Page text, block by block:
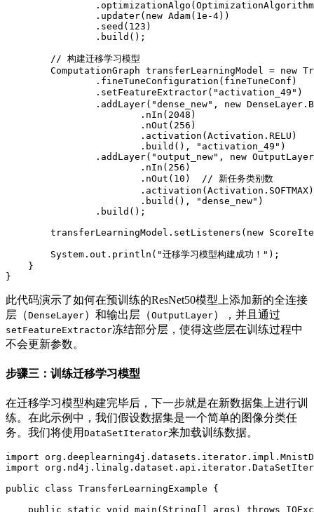
. optimizationAlgo ( OptimizationAlgorithm
. updater( new Adam( 1e-4) )
. seed ( 123 )
. build ( ) ;
// 构建迁移学习模型
ComputationGraph transferLearningModel = new
. fineTuneConfiguration ( fineTuneConf )
. setFeatureExtractor( "activation_49" )
. addLayer( "dense_new" , new DenseLayer .
. nIn ( 2048 )
. nOut ( 256 )
. activation ( Activation . RELU )
. build ( ) , "activation_49" )
. addLayer( "output_new" , new OutputLayer
. nIn ( 256 )
. nOut ( 10 )
// 新任务类别数
. activation ( Activation . SOFTMAX)
. build ( ) , "dense_new" )
. build ( ) ;
        transferLearningModel
. setListeners ( new
System . out . println ( "迁移学习模型构建成功！" ) ;
}
}
此代码演示了如何在预训练的ResNet50模型上添加新的全连接
层（DenseLayer）和输出层（OutputLayer），并且通过
setFeatureExtractor冻结部分层，使得这些层在训练过程中
不会更新参数。
步骤三：训练迁移学习模型
在迁移学习模型构建完毕后，下一步就是在新数据集上进行训
练。在此示例中，我们假设数据集是一个简单的图像分类任
务。我们将使用 DataSetIterator来加载训练数据。
import org . deeplearning4j . datasets . iterator . impl .
import org . nd4j . linalg . dataset . api . iterator .
public
class TransferLearningExample
{
public
static void main ( String args ) throws